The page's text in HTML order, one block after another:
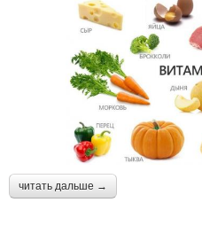
читать дальше →